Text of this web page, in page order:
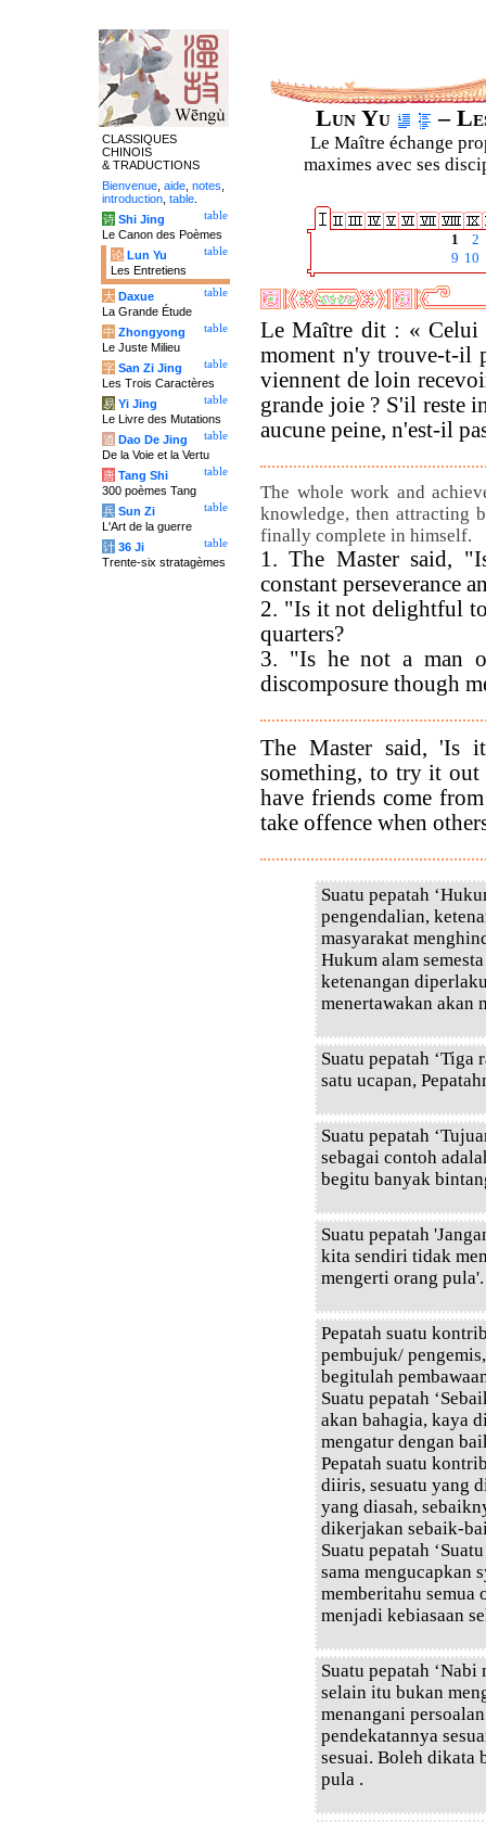
Lun Yu –
Le Maître échange
maximes avec ses
1
2
9 10
Le Maître dit : « Celui
moment n'y trouve-t-il
viennent de loin
grande joie ? S'il reste
aucune peine, n'est-il
The whole work and
knowledge, then attracting
finally complete in himself.
1. The Master said,
constant perseverance
2. "Is it not delightful
quarters?
3. "Is he not a man
discomposure though
The Master said, 'Is
something, to try it
have friends come
take offence when
Suatu pepatah
pengendalian,
masyarakat
Hukum alam
ketenangan
menertawakan akan
Suatu pepatah
satu ucapan,
Suatu pepatah
sebagai contoh
begitu banyak
Suatu pepatah
kita sendiri tidak
mengerti orang pula'.
Pepatah suatu
pembujuk/
begitulah
Suatu pepatah
akan bahagia, kaya
mengatur dengan
Pepatah suatu
diiris, sesuatu yang
yang diasah,
dikerjakan sebaik-
Suatu pepatah
sama mengucapkan
memberitahu semua
menjadi kebiasaan
Suatu pepatah
selain itu bukan
menangani
pendekatannya
sesuai. Boleh dikata
pula .
CLASSIQUES
CHINOIS
& TRADUCTIONS
Bienvenue aide notes
introduction table
table
诗 Shi Jing
Le Canon des Poèmes
table
论 Lun Yu
Les Entretiens
table
大 Daxue
La Grande Étude
table
中 Zhongyong
Le Juste Milieu
table
字 San Zi Jing
Les Trois Caractères
table
易 Yi Jing
Le Livre des Mutations
table
道 Dao De Jing
De la Voie et la Vertu
table
唐 Tang Shi
300 poèmes Tang
table
兵 Sun Zi
L'Art de la guerre
table
计 36 Ji
Trente-six stratagèmes